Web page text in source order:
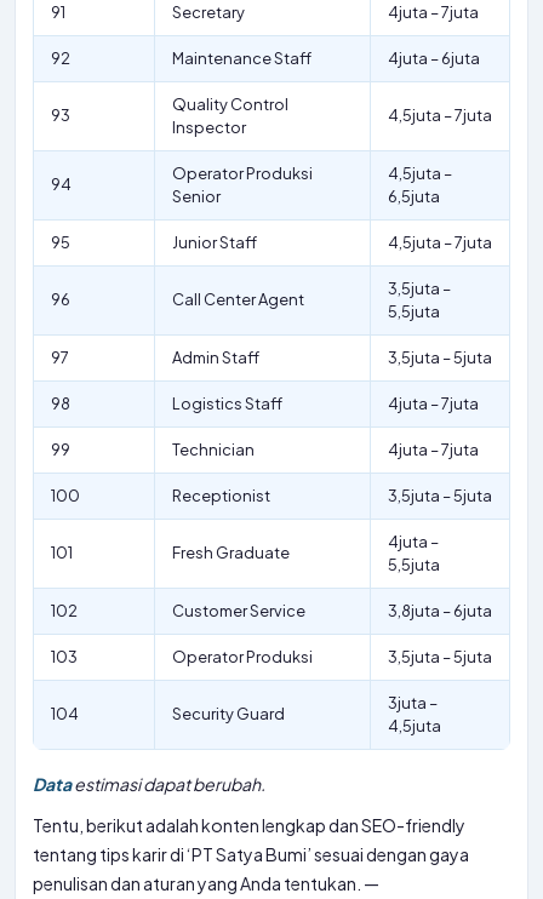
91 Secretary 4juta – 7juta
92 Maintenance Staff 4juta – 6juta
93
Quality Control
Inspector
4,5juta – 7juta
94
Operator Produksi
Senior
4,5juta –
6,5juta
95 Junior Staff 4,5juta – 7juta
96 Call Center Agent
3,5juta –
5,5juta
97 Admin Staff 3,5juta – 5juta
98 Logistics Staff 4juta – 7juta
99 Technician 4juta – 7juta
100 Receptionist 3,5juta – 5juta
101 Fresh Graduate
4juta –
5,5juta
102 Customer Service 3,8juta – 6juta
103 Operator Produksi 3,5juta – 5juta
104 Security Guard
3juta –
4,5juta
Dataestimasi dapat berubah.
Tentu, berikut adalah konten lengkap dan SEO-friendly
tentang tips karir di ‘PT Satya Bumi’ sesuai dengan gaya
penulisan dan aturan yang Anda tentukan. —